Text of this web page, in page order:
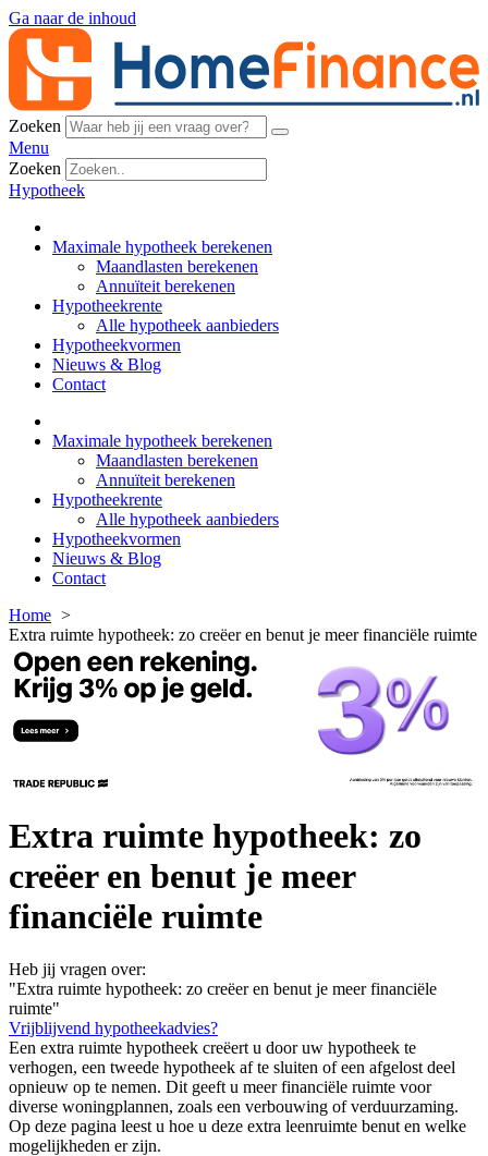
Ga naar de inhoud
Zoeken
Menu
Zoeken
Hypotheek
Maximale hypotheek berekenen
Maandlasten berekenen
Annuïteit berekenen
Hypotheekrente
Alle hypotheek aanbieders
Hypotheekvormen
Nieuws & Blog
Contact
Maximale hypotheek berekenen
Maandlasten berekenen
Annuïteit berekenen
Hypotheekrente
Alle hypotheek aanbieders
Hypotheekvormen
Nieuws & Blog
Contact
Home
Extra ruimte hypotheek: zo creëer en benut je meer financiële ruimte
Extra ruimte hypotheek: zo
creëer en benut je meer
financiële ruimte
Heb jij vragen over:
"Extra ruimte hypotheek: zo creëer en benut je meer financiële
ruimte"
Vrijblijvend hypotheekadvies?
Een extra ruimte hypotheek creëert u door uw hypotheek te
verhogen, een tweede hypotheek af te sluiten of een afgelost deel
opnieuw op te nemen. Dit geeft u meer financiële ruimte voor
diverse woningplannen, zoals een verbouwing of verduurzaming.
Op deze pagina leest u hoe u deze extra leenruimte benut en welke
mogelijkheden er zijn.